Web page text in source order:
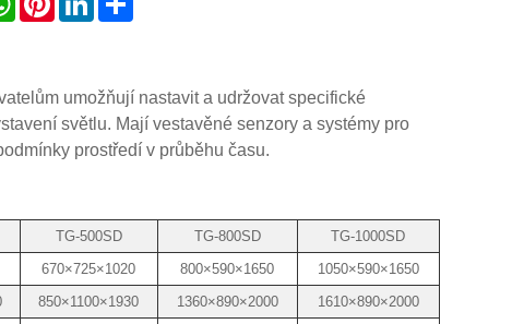
umožňují nastavit a udržovat specifické
světlu. Mají vestavěné senzory a systémy pro
prostředí v průběhu času.
TG-500SD TG-800SD
TG-1000SD
670×725×1020 800×590×1650
1050×590×1650
850×1100×1930 1360×890×2000
1610×890×2000